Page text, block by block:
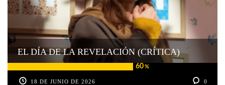
60%
EL DÍA DE LA REVELACIÓN (CRÍTICA)
18 DE JUNIO DE 2026 0